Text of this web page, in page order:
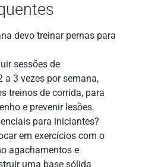
devo treinar pernas para
sessões de
a 3 vezes por semana,
treinos de corrida, para
e prevenir lesões.
para iniciantes?
em exercícios com o
agachamentos e
uma base sólida